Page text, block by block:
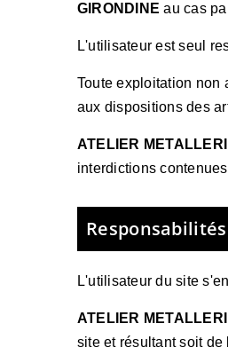
GIRONDINE au cas
L'utilisateur est seul
Toute exploitation non
aux dispositions des
ATELIER
interdictions
Responsabilités
L'utilisateur du site
ATELIER
site et résultant soit